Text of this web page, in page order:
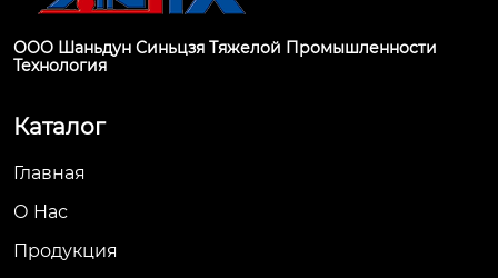
ООО Шаньдун Синьцзя Тяжелой Промышленности
Технология
Каталог
Главная
О Hас
Продукция